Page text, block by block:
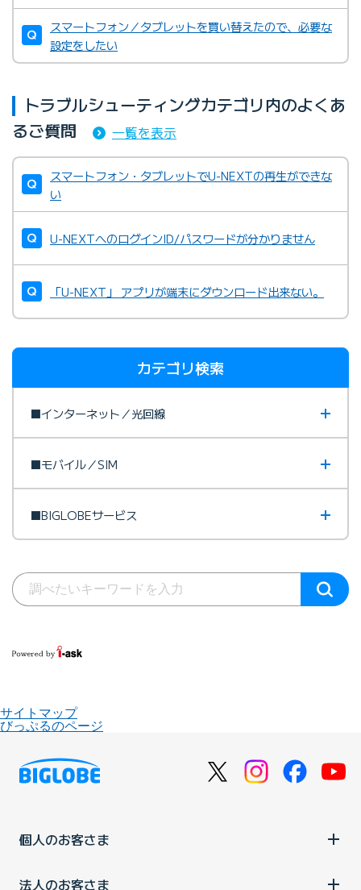
スマートフォン／タブレットを買い替えたので、必要な
設定をしたい
トラブルシューティングカテゴリ内のよくあ
るご質問
一覧を表示
スマートフォン・タブレットでU-NEXTの再生ができな
い
U-NEXTへのログインID/パスワードが分かりません
「U-NEXT」 アプリが端末にダウンロード出来ない。
カテゴリ検索
■インターネット／光回線
■モバイル／SIM
■BIGLOBEサービス
サイトマップ
びっぷるのページ
個人のお客さま
法人のお客さま